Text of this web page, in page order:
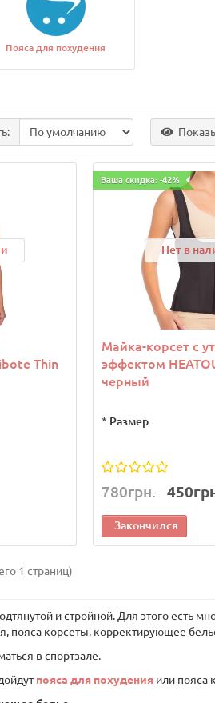
Пояса для похудения
Thin
Ваша скидка: -42%
Нет в
Майка-корсет с
эффектом
черный
* Размер:
780грн.
Закончился
1 страниц)
и стройной. Для этого есть
пояса корсеты, корректирующее
в спортзале.
пояса для похудения или пояса